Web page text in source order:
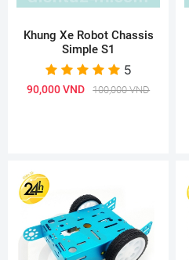
Khung Xe Robot Chassis
Simple S1
5
90,000 VND 100,000 VND